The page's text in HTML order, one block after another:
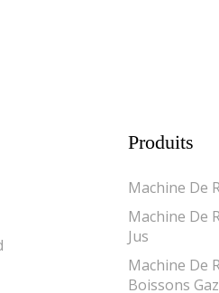
Produits
Machine De
Machine De
Jus
Machine De
Boissons